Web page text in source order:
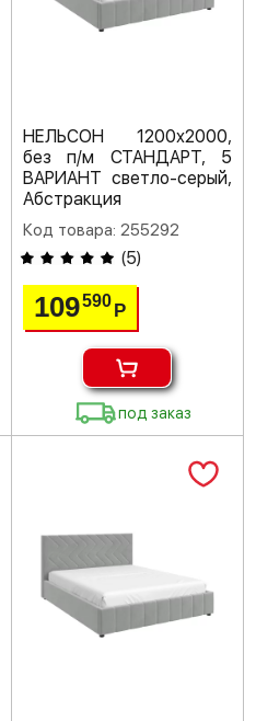
НЕЛЬСОН 1200х2000,
без п/м СТАНДАРТ, 5
ВАРИАНТ светло-серый,
Абстракция
Код товара: 255292
(5)
109590 Р
под заказ